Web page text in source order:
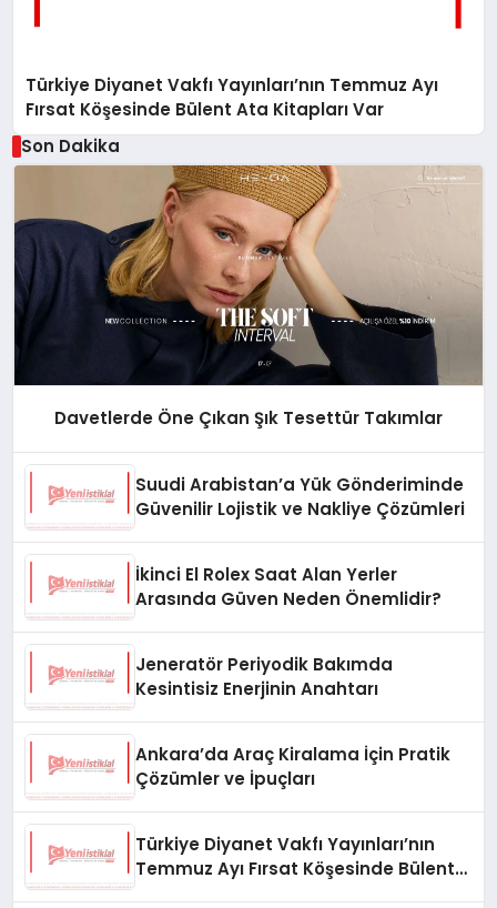
Türkiye Diyanet Vakfı Yayınları’nın Temmuz Ayı
Fırsat Köşesinde Bülent Ata Kitapları Var
Son Dakika
Davetlerde Öne Çıkan Şık Tesettür Takımlar
Suudi Arabistan’a Yük Gönderiminde
Güvenilir Lojistik ve Nakliye Çözümleri
İkinci El Rolex Saat Alan Yerler
Arasında Güven Neden Önemlidir?
Jeneratör Periyodik Bakımda
Kesintisiz Enerjinin Anahtarı
Ankara’da Araç Kiralama İçin Pratik
Çözümler ve İpuçları
Türkiye Diyanet Vakfı Yayınları’nın
Temmuz Ayı Fırsat Köşesinde Bülent